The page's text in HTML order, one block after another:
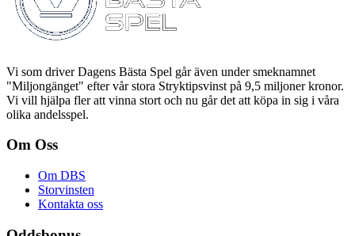
Vi som driver Dagens Bästa Spel går även under smeknamnet
"Miljongänget" efter vår stora Stryktipsvinst på 9,5 miljoner kronor.
Vi vill hjälpa fler att vinna stort och nu går det att köpa in sig i våra
olika andelsspel.
Om Oss
Om DBS
Storvinsten
Kontakta oss